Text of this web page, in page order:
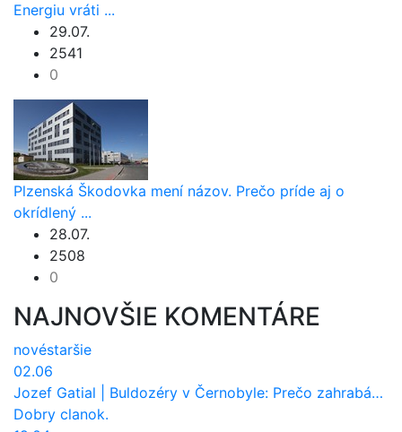
Energiu vráti ...
29.07.
2541
0
Plzenská Škodovka mení názov. Prečo príde aj o
okrídlený ...
28.07.
2508
0
NAJNOVŠIE KOMENTÁRE
novéstaršie
02.06
Jozef Gatial
Buldozéry v Černobyle: Prečo zahrabávali Červený les pod zem?
Dobry clanok.